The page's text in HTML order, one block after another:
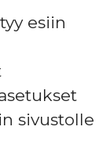
esiin
sivustolle